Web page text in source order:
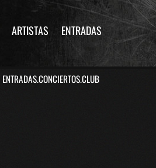
ARTISTAS ENTRADAS
ENTRADAS.CONCIERTOS.CLUB